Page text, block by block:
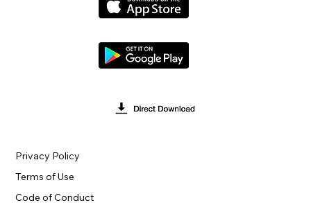
Terms of Use
Privacy Policy
Code of Conduct